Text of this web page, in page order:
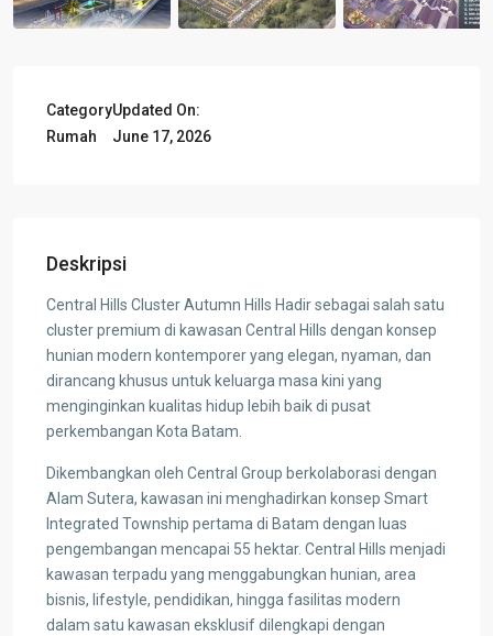
Category
Rumah
Updated On:
June 17, 2026
Deskripsi
Central Hills Cluster Autumn Hills Hadir sebagai salah satu
cluster premium di kawasan Central Hills dengan konsep
hunian modern kontemporer yang elegan, nyaman, dan
dirancang khusus untuk keluarga masa kini yang
menginginkan kualitas hidup lebih baik di pusat
perkembangan Kota Batam.
Dikembangkan oleh Central Group berkolaborasi dengan
Alam Sutera, kawasan ini menghadirkan konsep Smart
Integrated Township pertama di Batam dengan luas
pengembangan mencapai 55 hektar. Central Hills menjadi
kawasan terpadu yang menggabungkan hunian, area
bisnis, lifestyle, pendidikan, hingga fasilitas modern
dalam satu kawasan eksklusif dilengkapi dengan